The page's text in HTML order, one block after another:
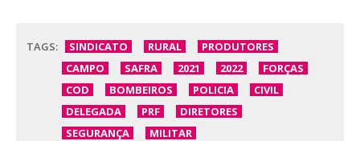
TAGS: SINDICATO RURAL
PRODUTORES
CAMPO
SAFRA 2021 2022
FORÇAS
COD
BOMBEIROS POLICIA
CIVIL
DELEGADA
PRF
DIRETORES
SEGURANÇA
MILITAR